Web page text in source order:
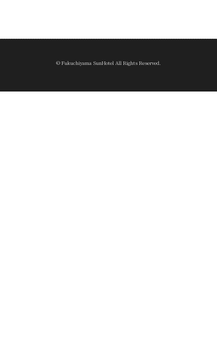
© Fukuchiyama SunHotel All Rights Reserved.